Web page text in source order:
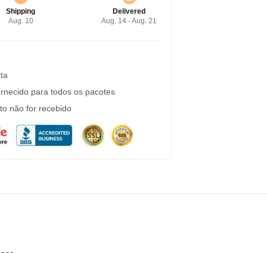
Shipping
Aug. 10
Delivered
Aug. 14 - Aug. 21
para todos os pacotes
não for recebido